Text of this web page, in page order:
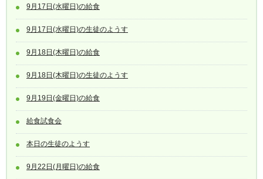
9月17日(水曜日)の給食
9月17日(水曜日)の生徒のようす
9月18日(木曜日)の給食
9月18日(木曜日)の生徒のようす
9月19日(金曜日)の給食
給食試食会
本日の生徒のようす
9月22日(月曜日)の給食